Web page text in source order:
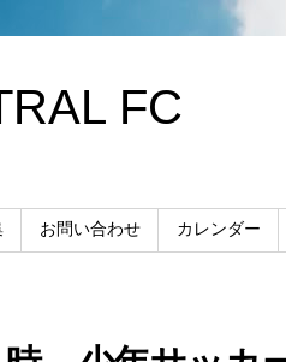
FC
お問い合わせ カレンダー